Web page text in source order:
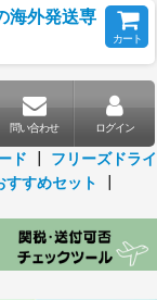
海外発送専
カート
問い合わせ ログイン
ド
フリーズドライ
すすめセット